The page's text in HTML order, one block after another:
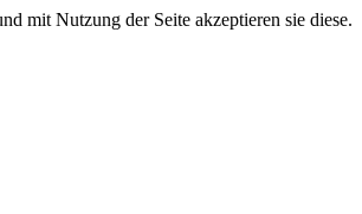
mit Nutzung der Seite akzeptieren sie diese.